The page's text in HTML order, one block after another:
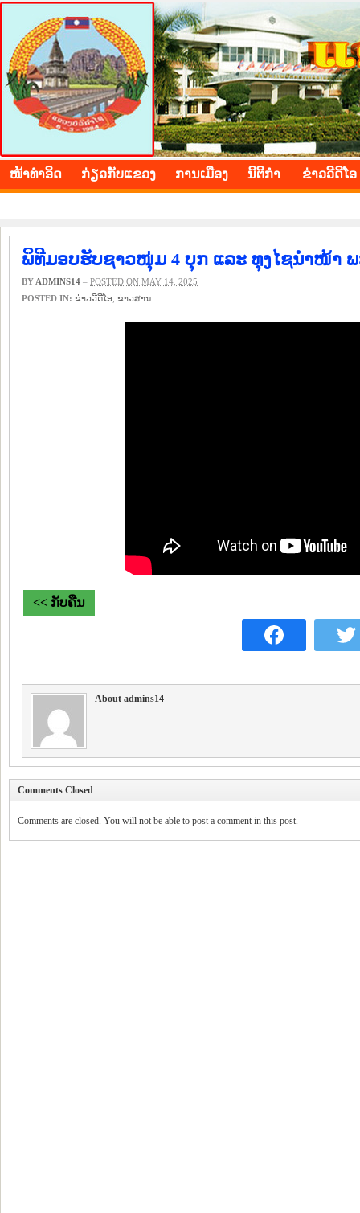
BOLIKHAMXAY PROVINCE
ໜ້າ​ທຳ​ອິດ ​ກ່ຽວ​ກັບ​ແຂວງ ​ການ​ເມືອງ ນິ​ຕິ​ກຳ ຂ່າວ​ວີ​ດີ​ໂອ
ພິທີມອບຮັບຊາວໜຸ່ມ 4 ບຸກ ແລະ ທຸງໄຊນຳໜ້າ
BY ADMINS14 – POSTED ON MAY 14, 2025
POSTED IN: ຂ່າວ​ວີ​ດີ​ໂອ ​ຂ່າວ​ສານ
<< ກັບຄືນ
About admins14
Comments Closed
Comments are closed. You will not be able to post a comment in this post.